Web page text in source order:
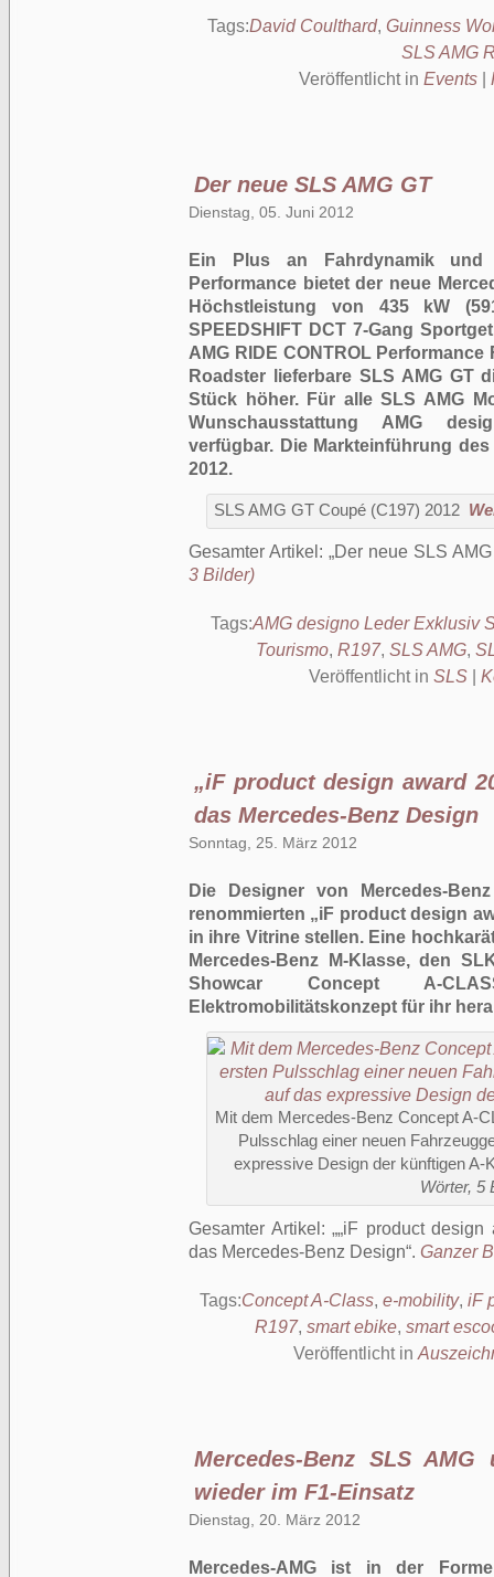
Tags:David Coulthard, Guinness
SLS AMG
Veröffentlicht in Events
Der neue SLS AMG GT
Dienstag, 05. Juni 2012
Ein Plus an Fahrdynamik und
Performance bietet der neue
Höchstleistung von 435 kW
SPEEDSHIFT DCT 7-Gang
AMG RIDE CONTROL
Roadster lieferbare SLS AMG GT
Stück höher. Für alle SLS AMG
Wunschausstattung AMG
verfügbar. Die Markteinführung
2012.
SLS AMG GT Coupé (C197) 2012
Gesamter Artikel:
Der neue SLS
3 Bilder)
Tags:AMG designo Leder Exklusiv
Tourismo, R197, SLS AMG,
Veröffentlicht in SLS
„iF product design award
das Mercedes-Benz Design
Sonntag, 25. März 2012
Die Designer von Mercedes-
renommierten „iF product design
in ihre Vitrine stellen. Eine
Mercedes-Benz M-Klasse, den
Showcar Concept A-
Elektromobilitätskonzept für ihr
Mit dem Mercedes-Benz Concept A-
Pulsschlag einer neuen
expressive Design der künftigen A-
Wörter, 5
Gesamter Artikel: „iF product design
das Mercedes-Benz Design . Ganzer
Tags:Concept A-Class, e-mobility, iF
R197, smart ebike, smart
Veröffentlicht in
Mercedes-Benz SLS
wieder im F1-Einsatz
Dienstag, 20. März 2012
Mercedes-AMG ist in der